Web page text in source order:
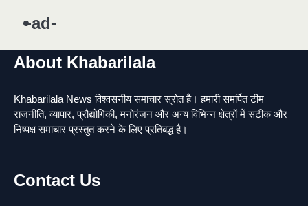
2
मुर्दा हो गया जिंदा: गड्ढे में वाहन को लगा झटका तो
news
राजधानी में डबल मर्डर, 3 माह में 15 मर्डर
-ad-
About Khabarilala
Khabarilala News विश्वसनीय समाचार स्रोत है। हमारी समर्पित टीम
राजनीति, व्यापार, प्रौद्योगिकी, मनोरंजन और अन्य विभिन्न क्षेत्रों में सटीक और
निष्पक्ष समाचार प्रस्तुत करने के लिए प्रतिबद्ध है।
Contact Us